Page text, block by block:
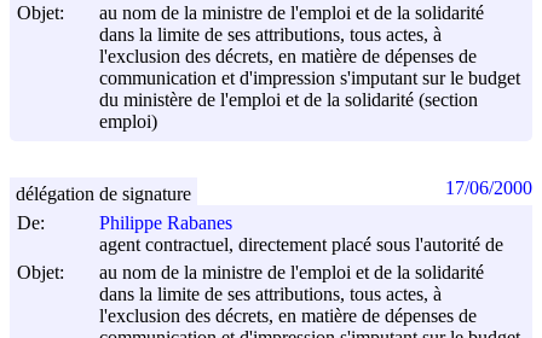
Objet:
au nom de la ministre de l'emploi et de la solidarité
dans la limite de ses attributions, tous actes, à
l'exclusion des décrets, en matière de dépenses de
communication et d'impression s'imputant sur le budget
du ministère de l'emploi et de la solidarité (section
emploi)
De:
Philippe Rabanes
agent contractuel, directement placé sous l'autorité de
Objet:
au nom de la ministre de l'emploi et de la solidarité
dans la limite de ses attributions, tous actes, à
l'exclusion des décrets, en matière de dépenses de
délégation de signature 17/06/2000